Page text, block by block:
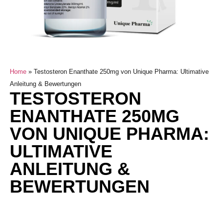
Home » Testosteron Enanthate 250mg von Unique Pharma: Ultimative
Anleitung & Bewertungen
TESTOSTERON
ENANTHATE 250MG
VON UNIQUE PHARMA:
ULTIMATIVE
ANLEITUNG &
BEWERTUNGEN